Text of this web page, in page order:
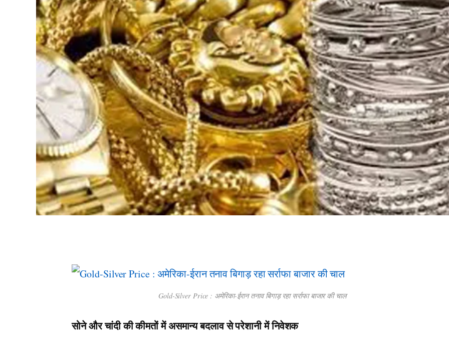
Gold-Silver Price : अमेरिका-ईरान तनाव बिगाड़ रहा सर्राफा बाजार की चाल
सोने और चांदी की कीमतों में असमान्य बदलाव से परेशानी में निवेशक